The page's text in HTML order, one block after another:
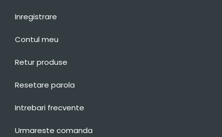
Inregistrare
Contul meu
Retur produse
Resetare parola
Intrebari frecvente
Urmareste comanda